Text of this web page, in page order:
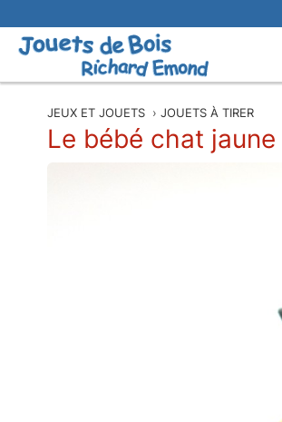
JEUX ET JOUETS › JOUETS À TIRER
Le bébé chat jaune